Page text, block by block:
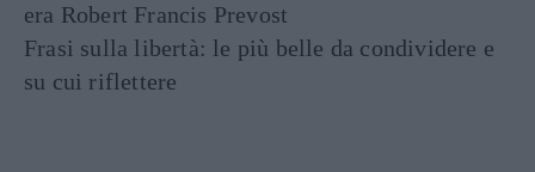
era Robert Francis Prevost
Frasi sulla libertà: le più belle da condividere e
su cui riflettere